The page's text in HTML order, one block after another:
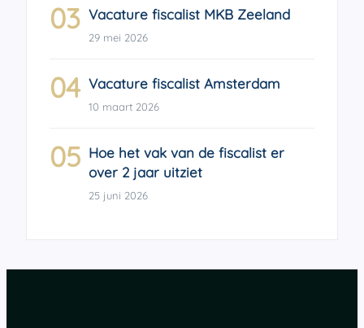
03 Vacature fiscalist MKB Zeeland
29 mei 2026
04 Vacature fiscalist Amsterdam
10 maart 2026
05 Hoe het vak van de fiscalist er
over 2 jaar uitziet
25 juni 2026